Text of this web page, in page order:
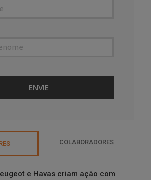
COLABORADORES
e Havas criam ação com